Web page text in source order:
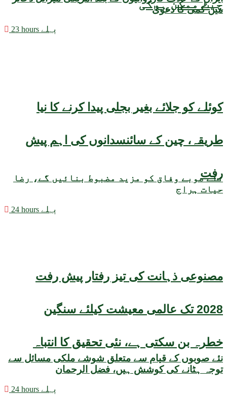
چیٹ ممکن ہوگی
کوئلے کو جلائے بغیر بجلی پیدا کرنے کا نیا
طریقہ، چین کے سائنسدانوں کی اہم پیش
رفت
مصنوعی ذہانت کی تیز رفتار پیش رفت
2028 تک عالمی معیشت کیلئے سنگین
خطرہ بن سکتی ہے، نئی تحقیق کا انتباہ
میں کمی کا دعویٰ
23 hours پہلے
نئے صوبے وفاق کو مزید مضبوط بنائیں گے، رضا
حیات ہراج
24 hours پہلے
نئے صوبوں کے قیام سے متعلق شوشے ملکی مسائل سے
توجہ ہٹانے کی کوشش ہیں، فضل الرحمان
24 hours پہلے